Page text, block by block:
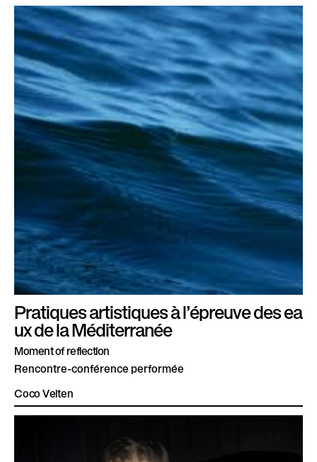
Pratiques artistiques à l’épreuve des ea
ux de la Méditerranée
Moment of reflection
Rencontre-conférence performée
Coco Velten